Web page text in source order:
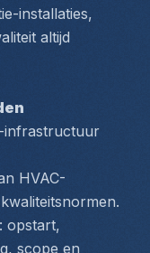
installaties,
altijd
infrastructuur
HVAC-
opstart,
scope en